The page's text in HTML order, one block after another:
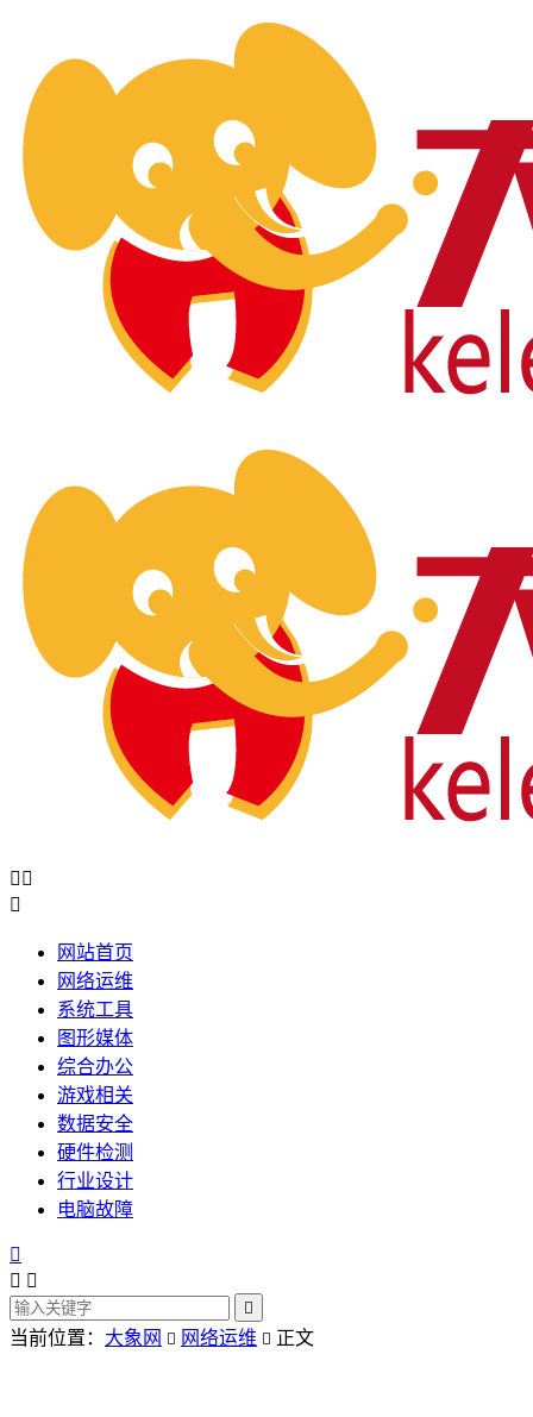
 

网站首页
网络运维
系统工具
图形媒体
综合办公
游戏相关
数据安全
硬件检测
行业设计
电脑故障

 

当前位置： 大象网  网络运维  正文